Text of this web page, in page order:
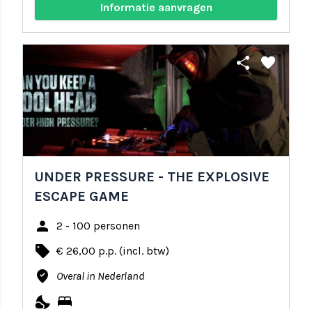
Informatie aanvragen
share favorite
UNDER PRESSURE - THE EXPLOSIVE
ESCAPE GAME
person 2 - 100 personen
local_offer € 26,00 p.p. (incl. btw)
where_to_vote Overal in Nederland
nights_stay bed